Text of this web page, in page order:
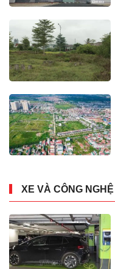
XE VÀ CÔNG NGHỆ